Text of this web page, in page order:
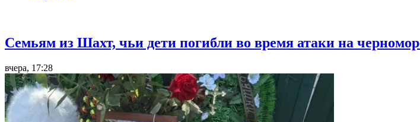
Семьям из Шахт, чьи дети погибли во время атаки на
вчера, 17:28